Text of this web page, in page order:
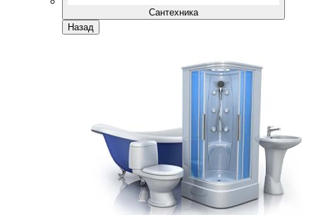
Сантехника
Назад